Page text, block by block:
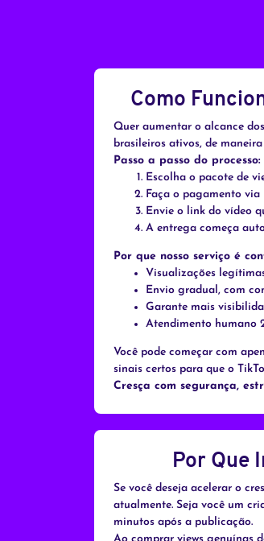
Como
Quer aumentar o alcance
brasileiros ativos, de
Passo a passo do processo:
Escolha o pacote de
Faça o pagamento
Envie o link do vídeo
A entrega começa
Por que nosso serviço é
Visualizações
Envio gradual, com
Garante mais
Atendimento humano
Você pode começar com
sinais certos para que o
Cresça com segurança,
Por Que
Se você deseja acelerar o
atualmente. Seja você um
minutos após a publicação.